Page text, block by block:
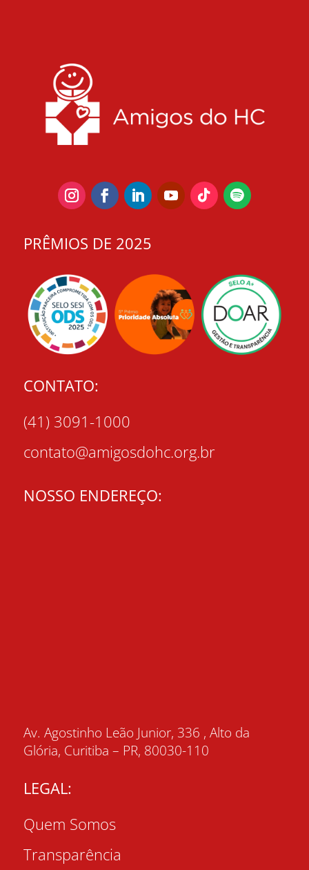
PRÊMIOS DE 2025
CONTATO:
(41) 3091-1000
contato@amigosdohc.org.br
NOSSO ENDEREÇO:
Av. Agostinho Leão Junior, 336 , Alto da
Glória, Curitiba – PR, 80030-110
LEGAL:
Quem Somos
Transparência